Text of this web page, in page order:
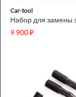
Car-tool
9 900₽